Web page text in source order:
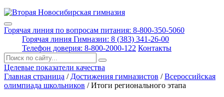
Горячая линия по вопросам питания: 8-800-350-5060
Горячая линия Гимназии: 8 (383) 341-26-00
Телефон доверия: 8-800-2000-122 Контакты
Поиск:
Целевые показатели качества
Главная страница / Достижения гимназистов /Всероссийская
олимпиада школьников /Итоги регионального этапа